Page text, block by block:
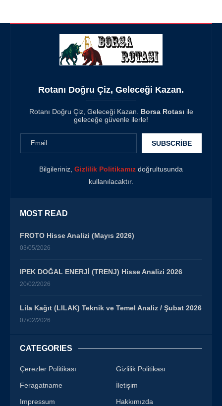
CATEGORIES
Çerezler Politikası Gizlilik Politikası
Feragatname İletişim
Impressum Hakkımızda
Rotanı Doğru Çiz, Geleceği Kazan.
Rotanı Doğru Çiz, Geleceği Kazan. Borsa Rotası ile
geleceğe güvenle ilerle!
Bilgileriniz, Gizlilik Politikamız doğrultusunda
kullanılacaktır.
MOST READ
FROTO Hisse Analizi (Mayıs 2026)
03/05/2026
IPEK DOĞAL ENERJİ (TRENJ) Hisse Analizi 2026
20/02/2026
Lila Kağıt (LILAK) Teknik ve Temel Analiz / Şubat 2026
07/02/2026